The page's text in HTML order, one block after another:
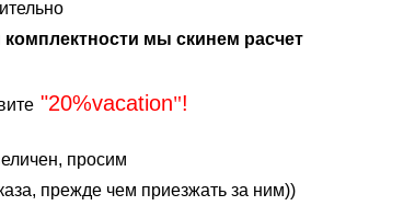
комплектности мы скинем расчет
"20%vacation"!
просим
прежде чем приезжать за ним))